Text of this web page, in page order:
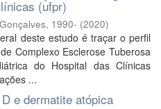
(ufpr)
1990- (2020)
deste estudo é traçar o perfil
Complexo Esclerose Tuberosa
do Hospital das Clínicas
...
e dermatite atópica